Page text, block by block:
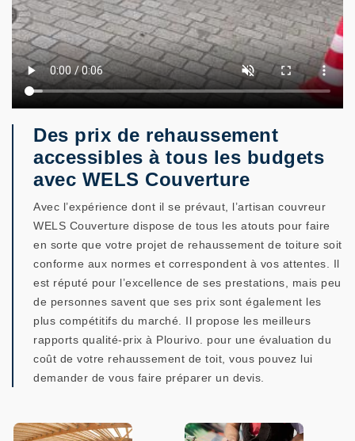
Des prix de rehaussement
accessibles à tous les budgets
avec WELS Couverture
Avec l’expérience dont il se prévaut, l’artisan couvreur
WELS Couverture dispose de tous les atouts pour faire
en sorte que votre projet de rehaussement de toiture soit
conforme aux normes et correspondent à vos attentes. Il
est réputé pour l’excellence de ses prestations, mais peu
de personnes savent que ses prix sont également les
plus compétitifs du marché. Il propose les meilleurs
rapports qualité-prix à Plourivo. pour une évaluation du
coût de votre rehaussement de toit, vous pouvez lui
demander de vous faire préparer un devis.